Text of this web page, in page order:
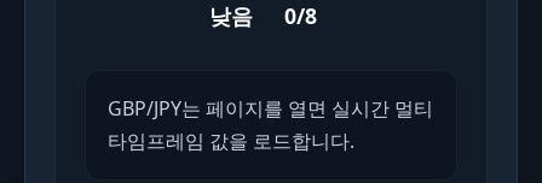
낮음 0/8
GBP/JPY는 페이지를 열면 실시간 멀티
타임프레임 값을 로드합니다.